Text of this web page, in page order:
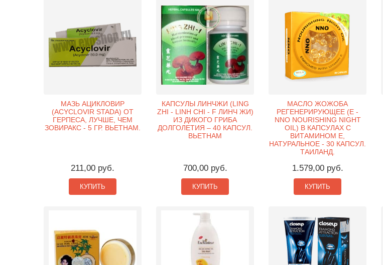
МАЗЬ АЦИКЛОВИР
(ACYCLOVIR STADA) ОТ
ГЕРПЕСА, ЛУЧШЕ, ЧЕМ
ЗОВИРАКС - 5 ГР. ВЬЕТНАМ.
211,00 руб.
КУПИТЬ
КАПСУЛЫ ЛИНЧЖИ (LING
ZHI - LINH CHI - F ЛИНЧ ЖИ)
ИЗ ДИКОГО ГРИБА
ДОЛГОЛЕТИЯ – 40 КАПСУЛ.
ВЬЕТНАМ
700,00 руб.
КУПИТЬ
МАСЛО ЖОЖОБА
РЕГЕНЕРИРУЮЩЕЕ (Е -
NNO NOURISHING NIGHT
OIL) В КАПСУЛАХ С
ВИТАМИНОМ Е,
НАТУРАЛЬНОЕ - 30 КАПСУЛ.
ТАИЛАНД.
1.579,00 руб.
КУПИТЬ